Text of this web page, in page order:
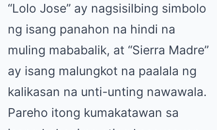
“Lolo Jose” ay nagsisilbing simbolo
ng isang panahon na hindi na
muling mababalik, at “Sierra Madre”
ay isang malungkot na paalala ng
kalikasan na unti-unting nawawala.
Pareho itong kumakatawan sa